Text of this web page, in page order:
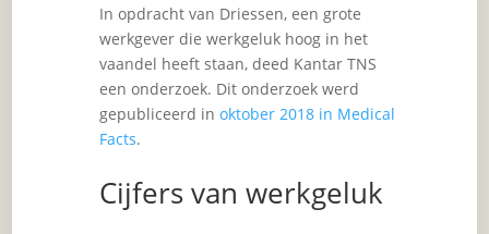
In opdracht van Driessen, een grote
werkgever die werkgeluk hoog in het
vaandel heeft staan, deed Kantar TNS
een onderzoek. Dit onderzoek werd
gepubliceerd inoktober 2018 in Medical
Facts.
Cijfers van werkgeluk